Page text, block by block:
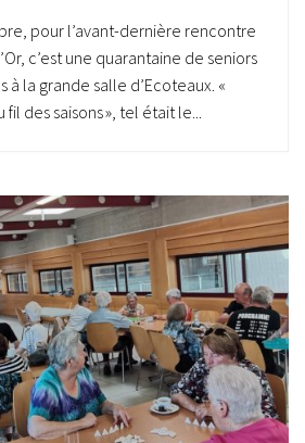
pour l’avant-dernière rencontre
c’est une quarantaine de seniors
à la grande salle d’Ecoteaux. «
des saisons », tel était le...